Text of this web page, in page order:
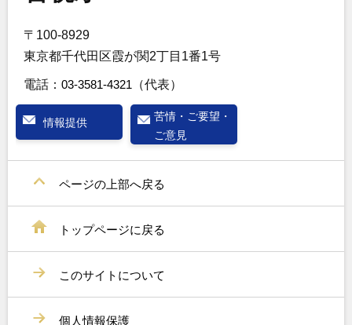
〒100-8929
東京都千代田区霞が関2丁目1番1号
電話： 03-3581-4321 （代表）
情報提供
苦情・ご要望・
ご意見
ページの上部へ戻る
トップページに戻る
このサイトについて
個人情報保護